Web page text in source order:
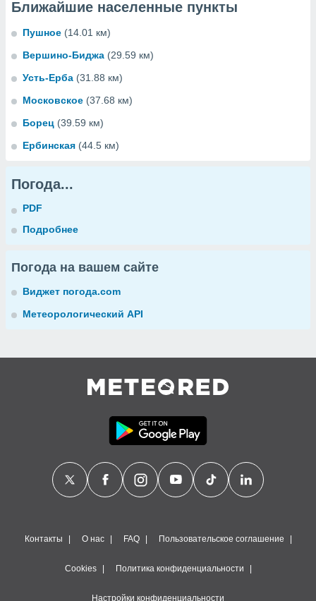
Ближайшие населенные пункты
Пушное (14.01 км)
Вершино-Биджа (29.59 км)
Усть-Ерба (31.88 км)
Московское (37.68 км)
Борец (39.59 км)
Ербинская (44.5 км)
Погода...
PDF
Подробнее
Погода на вашем сайте
Виджет погода.com
Метеорологический API
Контакты О нас FAQ Пользовательское соглашение
Cookies Политика конфиденциальности
Настройки конфиденциальности